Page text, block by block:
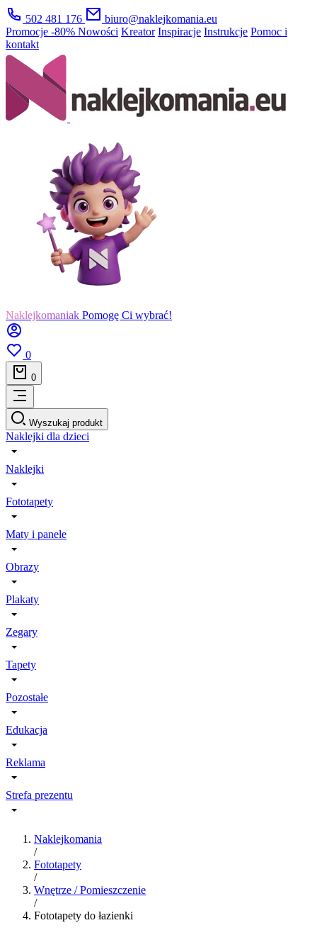
502 481 176
biuro@naklejkomania.eu
Promocje -80% Nowości Kreator Inspiracje Instrukcje Pomoc i
kontakt
Naklejkomaniak Pomogę Ci wybrać!
0
0
Wyszukaj produkt
Naklejki dla dzieci
Naklejki
Fototapety
Maty i panele
Obrazy
Plakaty
Zegary
Tapety
Pozostałe
Edukacja
Reklama
Strefa prezentu
Naklejkomania
/
Fototapety
/
Wnętrze / Pomieszczenie
/
Fototapety do łazienki